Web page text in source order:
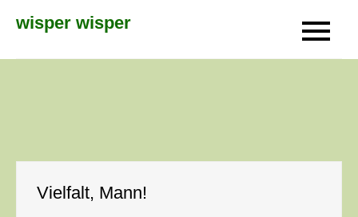
wisper wisper
Vielfalt, Mann!